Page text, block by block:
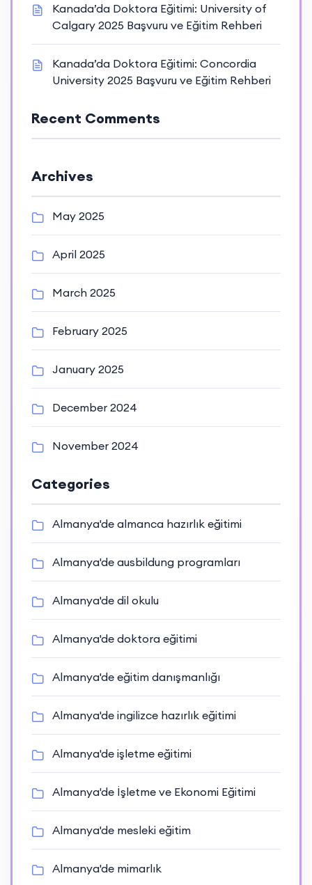
Kanada’da Doktora Eğitimi: University of
Calgary 2025 Başvuru ve Eğitim Rehberi
Kanada’da Doktora Eğitimi: Concordia
University 2025 Başvuru ve Eğitim Rehberi
Recent Comments
Archives
May 2025
April 2025
March 2025
February 2025
January 2025
December 2024
November 2024
Categories
Almanya'de almanca hazırlık eğitimi
Almanya'de ausbildung programları
Almanya'de dil okulu
Almanya'de doktora eğitimi
Almanya'de eğitim danışmanlığı
Almanya'de ingilizce hazırlık eğitimi
Almanya'de işletme eğitimi
Almanya'de İşletme ve Ekonomi Eğitimi
Almanya'de mesleki eğitim
Almanya'de mimarlık